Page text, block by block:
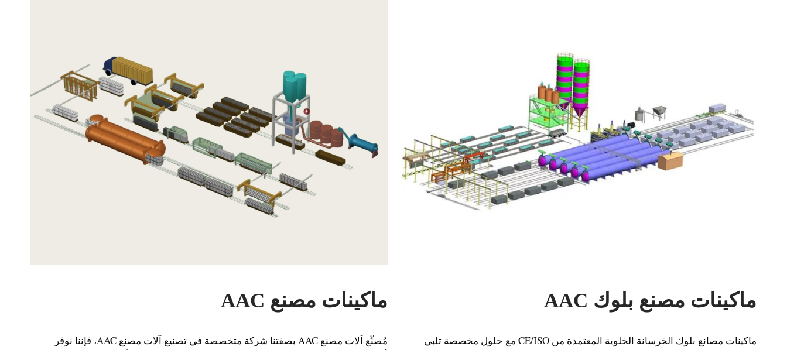
ماكينات مصنع بلوك AAC
ماكينات مصانع بلوك الخرسانة الخلوية المعتمدة من CE/ISO مع حلول مخصصة تلبي
ماكينات مصنع AAC
مُصنِّع آلات مصنع AAC بصفتنا شركة متخصصة في تصنيع آلات مصنع AAC، فإننا نوفر